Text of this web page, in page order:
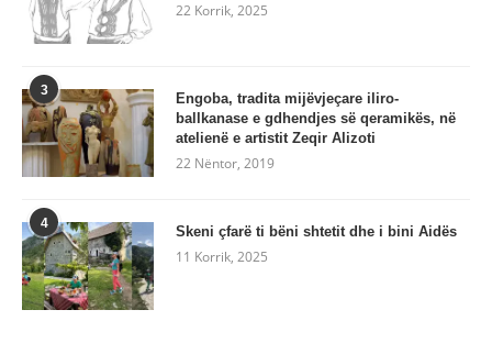
22 Korrik, 2025
3
Engoba, tradita mijëvjeçare iliro-
ballkanase e gdhendjes së qeramikës, në
atelienë e artistit Zeqir Alizoti
22 Nëntor, 2019
4 Skeni çfarë ti bëni shtetit dhe i bini Aidës
11 Korrik, 2025